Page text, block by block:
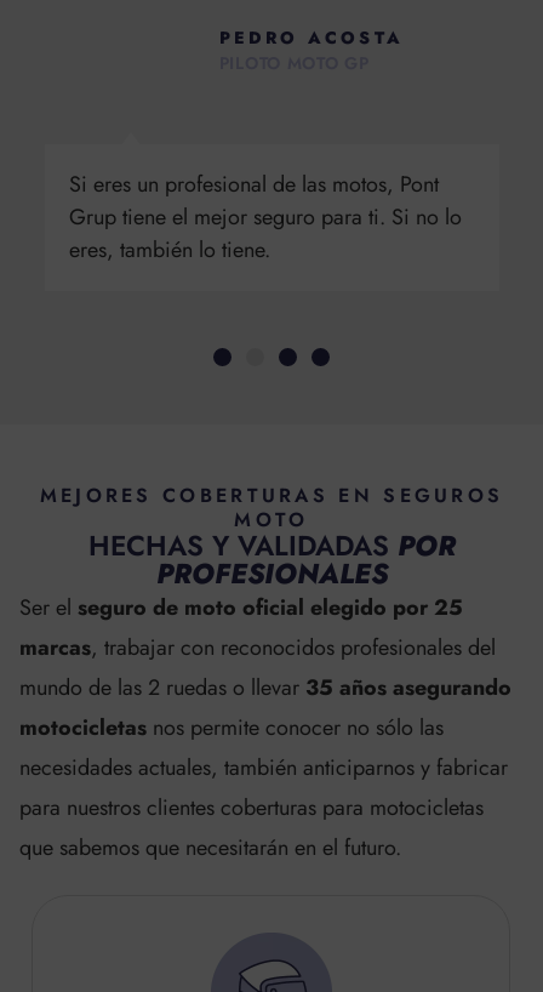
Si eres un profesional de las motos, Pont
Grup tiene el mejor seguro para ti. Si no lo
eres, también lo tiene.
PEDRO ACOSTA
MEJORES COBERTURAS EN SEGUROS
MOTO
HECHAS Y VALIDADAS POR
PROFESIONALES
Ser elseguro de moto oficial elegido por 25
marcas, trabajar con reconocidos profesionales del
mundo de las 2 ruedas o llevar 35 años asegurando
motocicletas nos permite conocer no sólo las
necesidades actuales, también anticiparnos y fabricar
para nuestros clientes coberturas para motocicletas
que sabemos que necesitarán en el futuro.